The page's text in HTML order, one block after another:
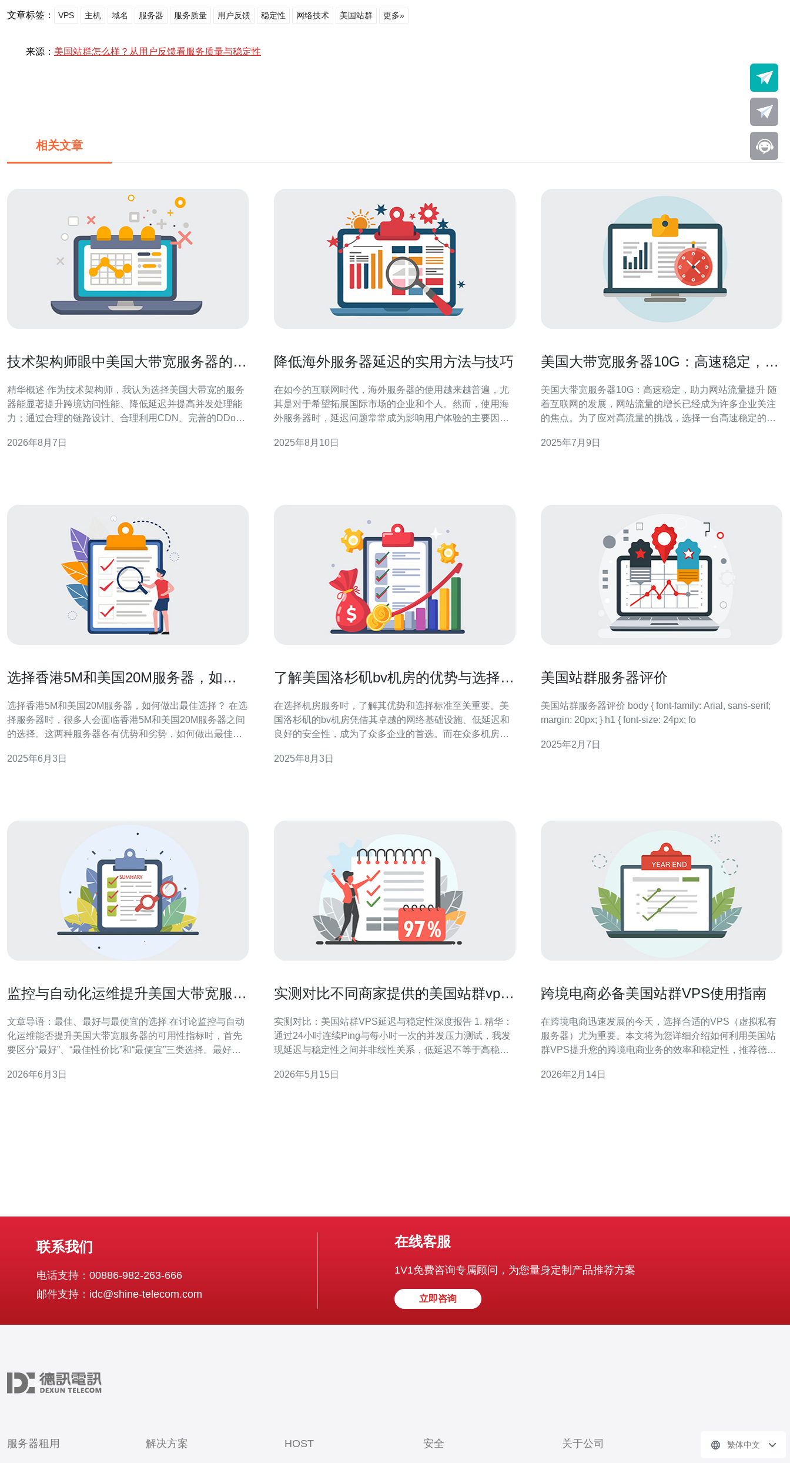
文章标签： VPS 主机 域名 服务器 服务质量 用户反馈 稳定性 网络技术 美国站群 更多»
来源： 美国站群怎么样？从用户反馈看服务质量与稳定性
相关文章
技术架构师眼中美国大带宽服务器的优
精华概述 作为技术架构师，我认为选择美国大带宽的服务
器能显著提升跨境访问性能、降低延迟并提高并发处理能
力；通过合理的链路设计、合理利用CDN、完善的DDoS
以把带宽优势转化为用户体验与成本效益的双重提升。本
2026年8月7日
降低海外服务器延迟的实用方法与技巧
在如今的互联网时代，海外服务器的使用越来越普遍，尤
其是对于希望拓展国际市场的企业和个人。然而，使用海
外服务器时，延迟问题常常成为影响用户体验的主要因
降低海外服务器的延迟，提高网站的访问速度。 首先，选
2025年8月10日
美国大带宽服务器10G：高速稳定，助
美国大带宽服务器10G：高速稳定，助力网站流量提升 随
着互联网的发展，网站流量的增长已经成为许多企业关注
的焦点。为了应对高流量的挑战，选择一台高速稳定的服
选择，可以有效提升网站的访问速度，吸引更多用户，提
2025年7月9日
选择香港5M和美国20M服务器，如何
选择香港5M和美国20M服务器，如何做出最佳选择？ 在选
择服务器时，很多人会面临香港5M和美国20M服务器之间
的选择。这两种服务器各有优势和劣势，如何做出最佳选
行分析，帮助您做出正确决策。 香港5M服务器和美国20M
2025年6月3日
了解美国洛杉矶bv机房的优势与选择标
在选择机房服务时，了解其优势和选择标准至关重要。美
国洛杉矶的bv机房凭借其卓越的网络基础设施、低延迟和
良好的安全性，成为了众多企业的首选。而在众多机房服
为了值得推荐的品牌。 洛杉矶bv机房的网络优势 洛杉矶作
2025年8月3日
美国站群服务器评价
美国站群服务器评价 body { font-family: Arial, sans-serif;
margin: 20px; } h1 { font-size: 24px; fo
2025年2月7日
监控与自动化运维提升美国大带宽服务
文章导语：最佳、最好与最便宜的选择 在讨论监控与自动
化运维能否提升美国大带宽服务器的可用性指标时，首先
要区分“最好”、“最佳性价比”和“最便宜”三类选择。最好通
上商业级DDoS与全球骨干网；最佳性价比可能是结合高
2026年6月3日
实测对比不同商家提供的美国站群vps
实测对比：美国站群VPS延迟与稳定性深度报告 1. 精华：
通过24小时连续Ping与每小时一次的并发压力测试，我发
现延迟与稳定性之间并非线性关系，低延迟不等于高稳定
跳数方面表现疲软，真实场景会导致SEO爬虫抓取失败与
2026年5月15日
跨境电商必备美国站群VPS使用指南
在跨境电商迅速发展的今天，选择合适的VPS（虚拟私有
服务器）尤为重要。本文将为您详细介绍如何利用美国站
群VPS提升您的跨境电商业务的效率和稳定性，推荐德讯
最佳满足。 一、理解美国站群VPS的优势 美国站群VPS提
2026年2月14日
联系我们
电话支持：00886-982-263-666
邮件支持：idc@shine-telecom.com
在线客服
1V1免费咨询专属顾问，为您量身定制产品推荐方案
立即咨询
服务器租用 解决方案 HOST 安全 关于公司 繁体中文